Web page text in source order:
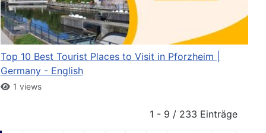
Top 10 Best Tourist Places to Visit in Pforzheim |
Germany - English
1 views
1 - 9 / 233 Einträge